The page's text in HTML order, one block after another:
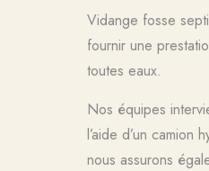
Vidange fosse
fournir une
toutes eaux.
Nos équipes
l’aide d’un camion
nous assurons